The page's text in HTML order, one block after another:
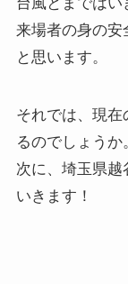
台風とまでは
来場者の身の安
と思います。
それでは、現
るのでしょうか
次に、埼玉県越
いきます！